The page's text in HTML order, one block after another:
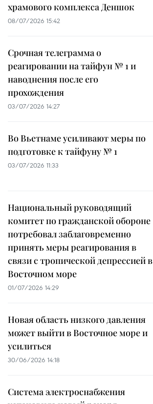
храмового комплекса Деншок
08/07/2026 15:42
Срочная телеграмма о
реагировании на тайфун № 1 и
наводнения после его
прохождения
03/07/2026 14:27
Во Вьетнаме усиливают меры по
подготовке к тайфуну № 1
03/07/2026 11:33
Национальный руководящий
комитет по гражданской обороне
потребовал заблаговременно
принять меры реагирования в
связи с тропической депрессией в
Восточном море
01/07/2026 14:29
Новая область низкого давления
может выйти в Восточное море и
усилиться
30/06/2026 14:18
Система электроснабжения